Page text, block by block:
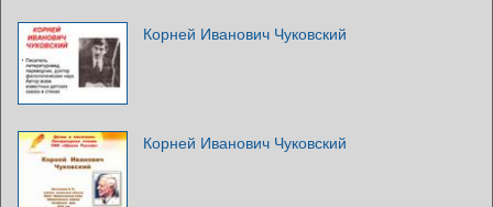
Корней Иванович Чуковский
Корней Иванович Чуковский